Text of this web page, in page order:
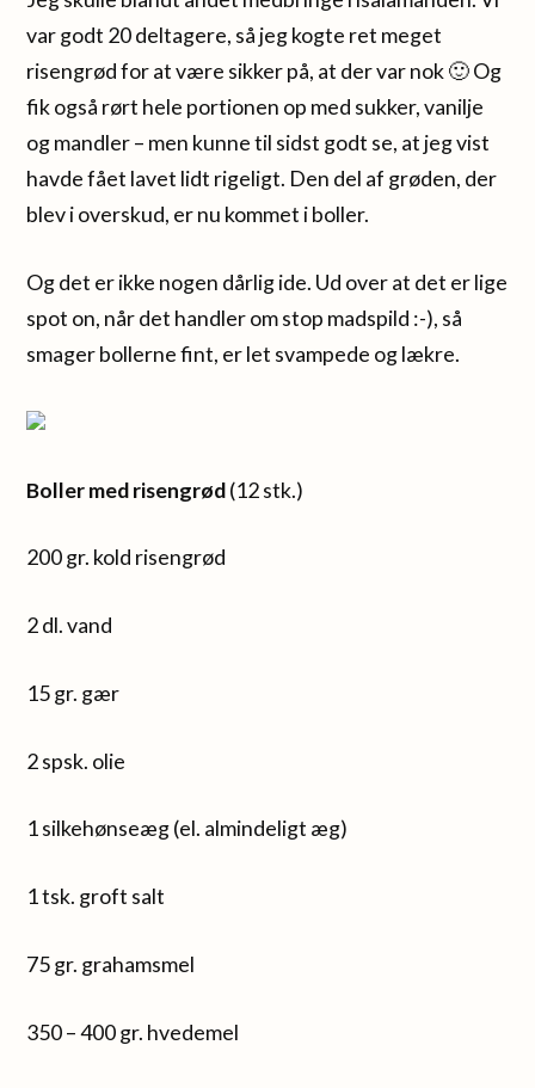
var godt 20 deltagere, så jeg kogte ret meget
risengrød for at være sikker på, at der var nok 🙂 Og
fik også rørt hele portionen op med sukker, vanilje
og mandler – men kunne til sidst godt se, at jeg vist
havde fået lavet lidt rigeligt. Den del af grøden, der
blev i overskud, er nu kommet i boller.
Og det er ikke nogen dårlig ide. Ud over at det er lige
spot on, når det handler om stop madspild :-), så
smager bollerne fint, er let svampede og lækre.
Boller med risengrød(12 stk.)
200 gr. kold risengrød
2 dl. vand
15 gr. gær
2 spsk. olie
1 silkehønseæg (el. almindeligt æg)
1 tsk. groft salt
75 gr. grahamsmel
350 – 400 gr. hvedemel